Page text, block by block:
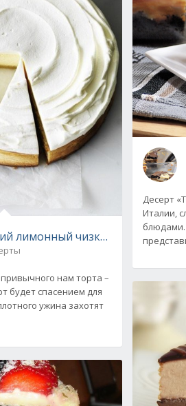
лимонный чизкейк. Рецепт
нам торта –
будет спасением для
ужина захотят
Десерт
Италии,
блюдами.